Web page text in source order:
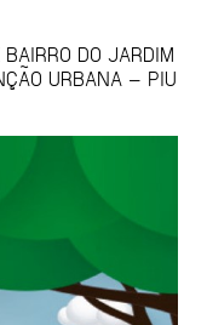
DO JARDIM
URBANA – PIU